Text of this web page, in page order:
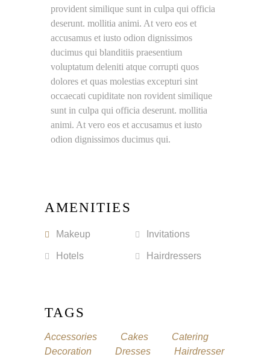
provident similique sunt in culpa qui officia
deserunt. mollitia animi. At vero eos et
accusamus et iusto odion dignissimos
ducimus qui blanditiis praesentium
voluptatum deleniti atque corrupti quos
dolores et quas molestias excepturi sint
occaecati cupiditate non rovident similique
sunt in culpa qui officia deserunt. mollitia
animi. At vero eos et accusamus et iusto
odion dignissimos ducimus qui.
AMENITIES
Makeup Invitations
Hotels Hairdressers
TAGS
Accessories Cakes
Catering
Decoration
Dresses
Hairdresser